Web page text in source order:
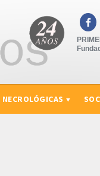

NECROLÓGICAS